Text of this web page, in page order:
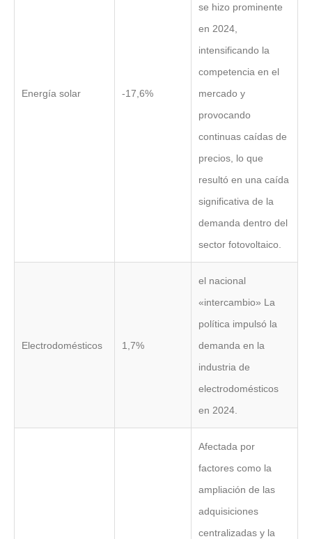
Energía solar -17,6%
se hizo prominente
en 2024,
intensificando la
competencia en el
mercado y
provocando
continuas caídas de
precios, lo que
resultó en una caída
significativa de la
demanda dentro del
sector fotovoltaico.
Electrodomésticos 1,7%
el nacional
«intercambio» La
política impulsó la
demanda en la
industria de
electrodomésticos
en 2024.
Afectada por
factores como la
ampliación de las
adquisiciones
centralizadas y la